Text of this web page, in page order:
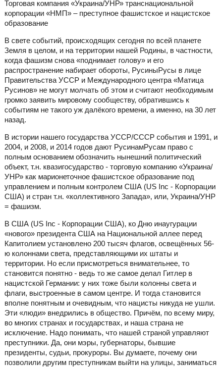
Торговая компания «Украина/УНР» транснациональной
корпорации «НМП» – преступное фашистское и нацистское
образование
В свете событий, происходящих сегодня по всей планете
Земля в целом, и на территории нашей Родины, в частности,
когда фашизм снова «поднимает голову» и его
распространение набирает обороты, РусиныРусы в лице
Правительства УССР и Международного центра «Матица
Русинов» не могут молчать об этом и считают необходимым
громко заявить мировому сообществу, обратившись к
событиям не такого уж далёкого времени, а именно, на 30 лет
назад.
В истории нашего государства УССР/СССР события и 1991, и
2004, и 2008, и 2014 годов дают РусинамРусам право с
полным основанием обозначить нынешний политический
объект, т.н. квазигосударство - торговую компанию «Украина/
УНР» как марионеточное фашистское образование под
управлением и полным контролем США (US Inc - Корпорации
США) и стран т.н. «коллективного Запада», или, Украина/УНР
= фашизм.
В США (US Inc - Корпорации США), ко Дню инаугурации
«нового» президента США на Национальной аллее перед
Капитолием установлено 200 тысяч флагов, освещённых 56-
ю колоннами света, представляющими их штаты и
территории. Но если присмотреться внимательнее, то
становится понятно - ведь то же самое делал Гитлер в
нацистской Германии: у них тоже были колонны света и
флаги, выстроенные в самом центре. И тогда становится
вполне понятным и очевидным, что нацисты никуда не ушли.
Эти «люди» внедрились в общество. Причём, по всему миру,
во многих странах и государствах, и наша страна не
исключение. Надо понимать, что нашей страной управляют
преступники. Да, они мэры, губернаторы, бывшие
президенты, судьи, прокуроры. Вы думаете, почему они
позволили другим преступникам выйти на улицы, заниматься